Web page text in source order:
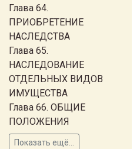
Глава 64.
ПРИОБРЕТЕНИЕ
НАСЛЕДСТВА
Глава 65.
НАСЛЕДОВАНИЕ
ОТДЕЛЬНЫХ ВИДОВ
ИМУЩЕСТВА
Глава 66. ОБЩИЕ
ПОЛОЖЕНИЯ
Показать ещё...